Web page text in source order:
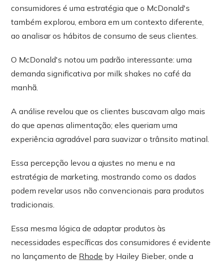
consumidores é uma estratégia que o McDonald's
também explorou, embora em um contexto diferente,
ao analisar os hábitos de consumo de seus clientes.
O McDonald's notou um padrão interessante: uma
demanda significativa por milk shakes no café da
manhã.
A análise revelou que os clientes buscavam algo mais
do que apenas alimentação; eles queriam uma
experiência agradável para suavizar o trânsito matinal.
Essa percepção levou a ajustes no menu e na
estratégia de marketing, mostrando como os dados
podem revelar usos não convencionais para produtos
tradicionais.
Essa mesma lógica de adaptar produtos às
necessidades específicas dos consumidores é evidente
no lançamento de Rhode by Hailey Bieber, onde a